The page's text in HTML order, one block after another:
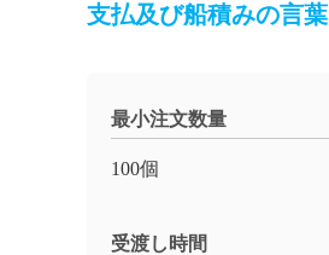
支払及び船積みの言葉
最小注文数量
100個
受渡し時間